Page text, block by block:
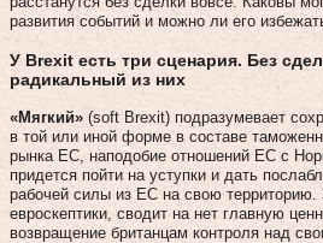
развития событий и можно ли его
У Brexit есть три сценария. Без
радикальный из них
«Мягкий» (soft Brexit) подразумевает
в той или иной форме в составе
рынка ЕС, наподобие отношений ЕС с
придется пойти на уступки и дать
рабочей силы из ЕС на свою территорию.
евроскептики, сводит на нет главную
возвращение британцам контроля над